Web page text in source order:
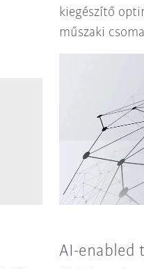
kiegészítő
műszaki
AI-enabled